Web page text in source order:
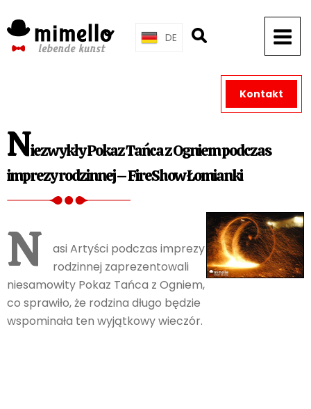
to
content
DE
Niezwykły Pokaz Tańca z Ogniem podczas
imprezy rodzinnej – FireShow Łomianki
N
asi Artyści podczas imprezy
rodzinnej zaprezentowali
niesamowity Pokaz Tańca z Ogniem,
co sprawiło, że rodzina długo będzie
wspominała ten wyjątkowy wieczór.
Kontakt